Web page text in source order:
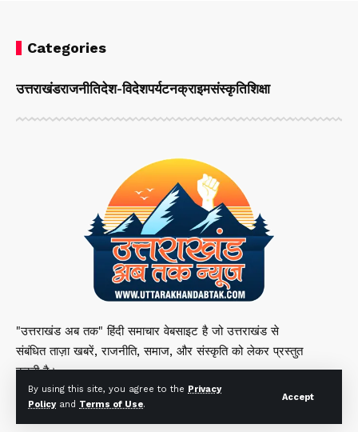
By using this site, you agree to the Privacy
Policyand Terms of Use.
Accept
Categories
उत्तराखंडराजनीतिदेश-विदेशपर्यटनक्राइमसंस्कृतिशिक्षा
"उत्तराखंड अब तक" हिंदी समाचार वेबसाइट है जो उत्तराखंड से
संबंधित ताज़ा खबरें, राजनीति, समाज, और संस्कृति को लेकर प्रस्तुत
करती है।